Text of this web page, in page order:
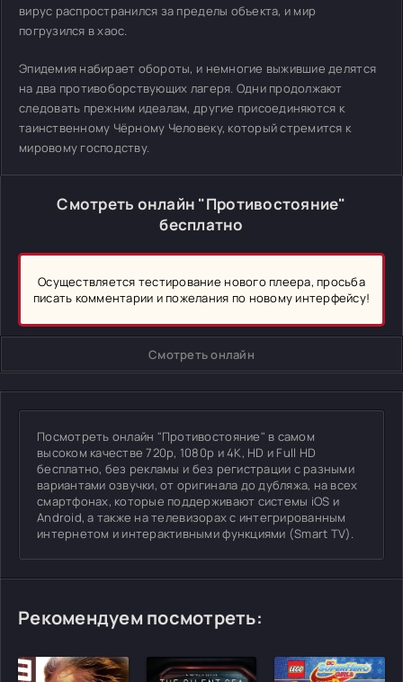
вирус распространился за пределы объекта, и мир
погрузился в хаос.
Эпидемия набирает обороты, и немногие выжившие делятся
на два противоборствующих лагеря. Одни продолжают
следовать прежним идеалам, другие присоединяются к
таинственному Чёрному Человеку, который стремится к
мировому господству.
Смотреть онлайн "Противостояние"
бесплатно
Осуществляется тестирование нового плеера, просьба
писать комментарии и пожелания по новому интерфейсу!
Смотреть онлайн
Посмотреть онлайн "Противостояние" в самом
высоком качестве 720p, 1080p и 4K, HD и Full HD
бесплатно, без рекламы и без регистрации с разными
вариантами озвучки, от оригинала до дубляжа, на всех
смартфонах, которые поддерживают системы iOS и
Android, а также на телевизорах с интегрированным
интернетом и интерактивными функциями (Smart TV).
Рекомендуем посмотреть: